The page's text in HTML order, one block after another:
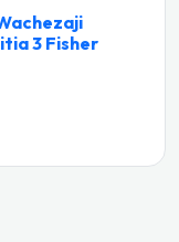
3 Fisher